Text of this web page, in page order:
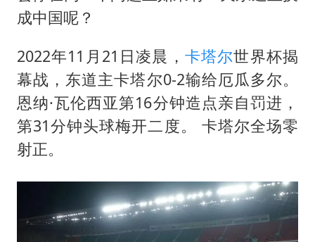
成中国呢？
2022年11月21日凌晨， 卡塔尔世界杯揭
幕战，东道主卡塔尔0-2输给厄瓜多尔。
恩纳·瓦伦西亚第16分钟造点亲自罚进，
第31分钟头球梅开二度。 卡塔尔全场零
射正。